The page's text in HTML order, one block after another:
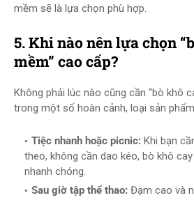
mềm sẽ là lựa chọn phù hợp.
5. Khi nào nên lựa chọn
mềm” cao cấp?
Không phải lúc nào cũng cần “bò khô
trong một số hoàn cảnh, loại sản
Tiệc nhanh hoặc picnic: Khi bạn
theo, không cần dao kéo, bò khô
nhanh chóng.
Sau giờ tập thể thao: Đạm cao và